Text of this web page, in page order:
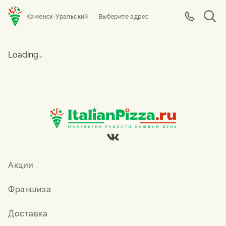
Каменск-Уральский Выберите адрес
Loading...
Акции
Франшиза
Доставка